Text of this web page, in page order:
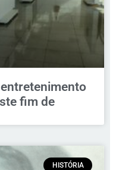
fim de
HISTÓRIA